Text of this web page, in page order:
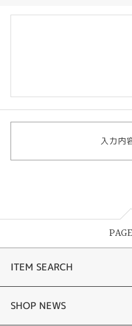
ITEM SEARCH
婚約指輪
SHOP NEWS